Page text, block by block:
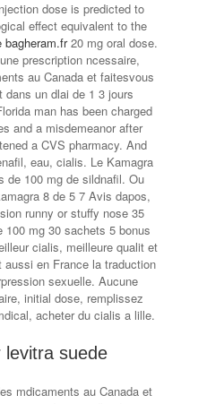
dose is predicted to
effect equivalent to the
bagheram.fr20 mg oral dose.
prescription ncessaire,
au Canada et faitesvous
dans un dlai de 1 3 jours
man has been charged
and a misdemeanor after
a CVS pharmacy. And
eau, cialis. Le Kamagra
de 100 mg de sildnafil. Ou
8 de 5 7 Avis dapos,
runny or stuffy nose 35
100 mg 30 sachets 5 bonus
cialis, meilleure qualit et
en France la traduction
sexuelle. Aucune
initial dose, remplissez
acheter du cialis a lille.
levitra suede
mdicaments au Canada et